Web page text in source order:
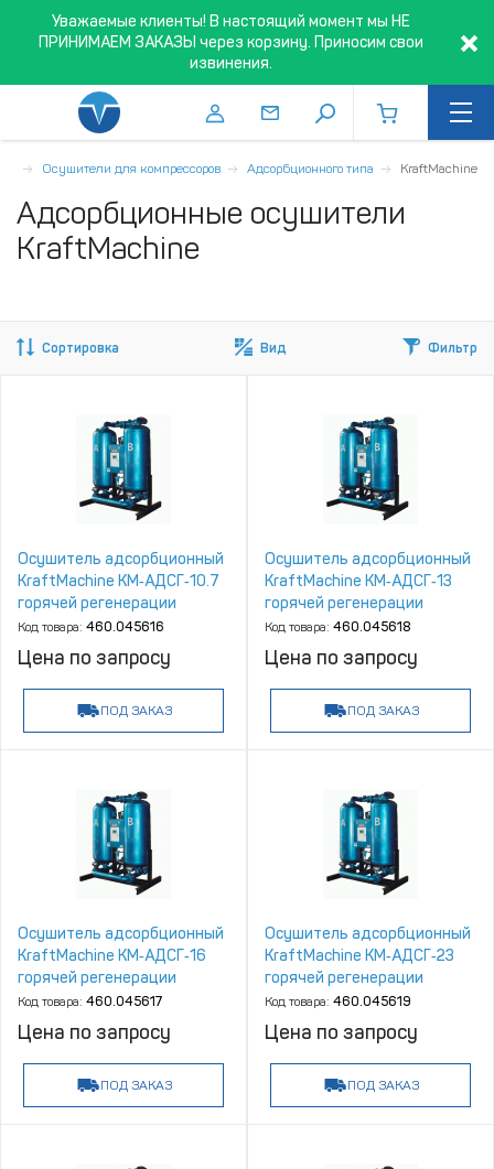
Уважаемые клиенты! В настоящий момент мы НЕ
ПРИНИМАЕМ ЗАКАЗЫ через корзину. Приносим свои
извинения.
Осушители для компрессоров Адсорбционного типа KraftMachine
Адсорбционные осушители
KraftMachine
Сортировка Вид Фильтр
Осушитель адсорбционный
KraftMachine КМ‑АДСГ‑10.7
горячей регенерации
Код товара: 460.045616
Цена по запросу
ПОД ЗАКАЗ
Осушитель адсорбционный
KraftMachine КМ‑АДСГ‑13
горячей регенерации
Код товара: 460.045618
Цена по запросу
ПОД ЗАКАЗ
Осушитель адсорбционный
KraftMachine КМ‑АДСГ‑16
горячей регенерации
Код товара: 460.045617
Цена по запросу
ПОД ЗАКАЗ
Осушитель адсорбционный
KraftMachine КМ‑АДСГ‑23
горячей регенерации
Код товара: 460.045619
Цена по запросу
ПОД ЗАКАЗ